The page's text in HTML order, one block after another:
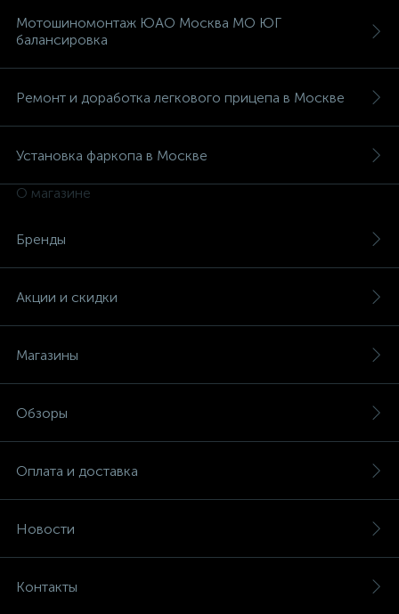
Мотошиномонтаж ЮАО Москва МО ЮГ
балансировка
Ремонт и доработка легкового прицепа в Москве
Установка фаркопа в Москве
О магазине
Бренды
Акции и скидки
Магазины
Обзоры
Оплата и доставка
Новости
Контакты